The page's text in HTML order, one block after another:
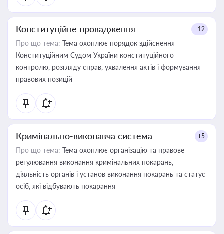
Конституційне провадження +12
Про що тема: Тема охоплює порядок здійснення
Конституційним Судом України конституційного
контролю, розгляду справ, ухвалення актів і формування
правових позицій
Кримінально-виконавча система +5
Про що тема: Тема охоплює організацію та правове
регулювання виконання кримінальних покарань,
діяльність органів і установ виконання покарань та статус
осіб, які відбувають покарання